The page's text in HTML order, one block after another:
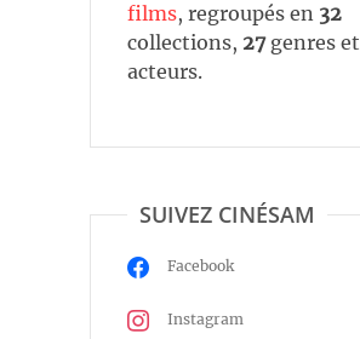
films, regroupés en 32
collections, 27genres et
acteurs.
SUIVEZ CINÉSAM
Facebook
Instagram